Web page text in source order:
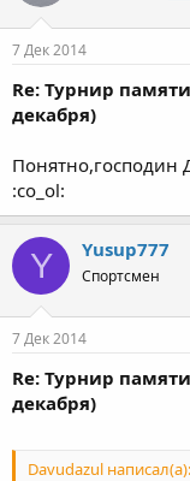
7 Дек 2014
Re: Турнир
декабря)
Понятно,господин
:co_ol:
Y Yusup777
Спортсмен
7 Дек 2014
Re: Турнир
декабря)
Davudazul написал(а):